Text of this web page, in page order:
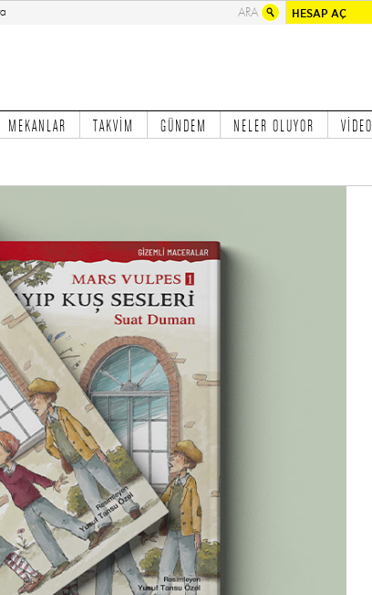
HESAP AÇ
MEKANLAR TAKVİM GÜNDEM NELER OLUYOR VİDEO